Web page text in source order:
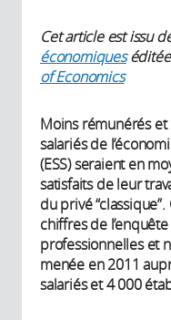
Cet article est issu
économiques
of Economics
Moins rémunérés
salariés de
(ESS) seraient en
satisfaits de leur
du privé
chiffres de
professionnelles et
menée en 2011
salariés et 4 000